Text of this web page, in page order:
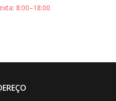
8:00–18:00